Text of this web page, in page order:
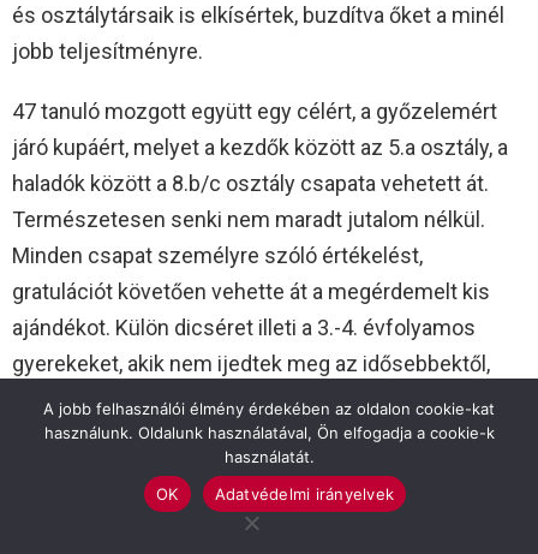
és osztálytársaik is elkísértek, buzdítva őket a minél
jobb teljesítményre.
47 tanuló mozgott együtt egy célért, a győzelemért
járó kupáért, melyet a kezdők között az 5.a osztály, a
haladók között a 8.b/c osztály csapata vehetett át.
Természetesen senki nem maradt jutalom nélkül.
Minden csapat személyre szóló értékelést,
gratulációt követően vehette át a megérdemelt kis
ajándékot. Külön dicséret illeti a 3.-4. évfolyamos
gyerekeket, akik nem ijedtek meg az idősebbektől,
bátran, szoros csatában a 2. helyen végeztek,
legyőzve a másik 5. évfolyamos csapatot. Ők már
szeptembertől a BRSE által szervezett
edzésmunkában is részt vesznek Földi Zsolt, volt NB
A jobb felhasználói élmény érdekében az oldalon cookie-kat
használunk. Oldalunk használatával, Ön elfogadja a cookie-k
használatát.
OK
Adatvédelmi irányelvek